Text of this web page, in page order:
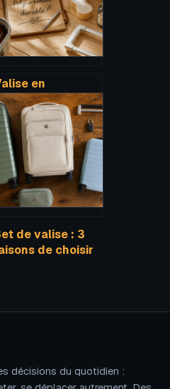
en
: 4
critères
techniques pour
choisir une coque
réellement
incassable
de valise : 3
de choisir
décisions du quotidien :